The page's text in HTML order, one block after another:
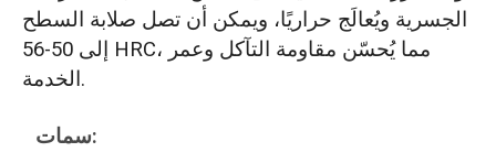
الجسرية ويُعالَج حراريًا، ويمكن أن تصل صلابة السطح
إلى 50-56 HRC، مما يُحسّن مقاومة التآكل وعمر
الخدمة.
سمات: